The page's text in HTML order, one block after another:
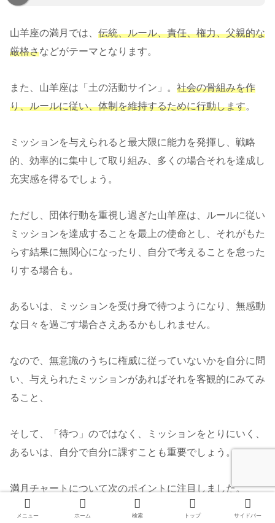
山羊座の満月では、 伝統、ルール、責任、権力、父親的な
厳格さなどがテーマとなります。
また、山羊座は「土の活動サイン」。 社会の骨組みを作
り、ルールに従い、体制を維持するために行動します。
ミッションを与えられると最大限に能力を発揮し、戦略
的、効率的に集中して取り組み、多くの場合それを達成し
充実感を得るでしょう。
ただし、団体行動を重視し過ぎた山羊座は、ルールに従い
ミッションを達成することを最上の使命とし、それがもた
らす結果に無関心になったり、自分で考えることを怠った
りする場合も。
あるいは、ミッションを受け身で待つようになり、無感動
な日々を過ごす場合さえあるかもしれません。
なので、無意識のうちに権威に従っていないかを自分に問
い、与えられたミッションがあればそれを客観的にみてみ
ること、
そして、「待つ」のではなく、ミッションをとりにいく、
あるいは、自分で自分に課すことも重要でしょう。
満月チャートについて次のポイントに注目しました。
メニュー ホーム 検索 トップ サイドバー